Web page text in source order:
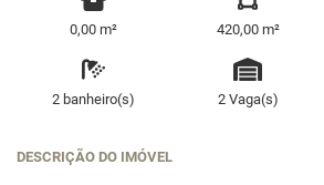
0,00 m² 420,00 m²
2 banheiro(s) 2 Vaga(s)
DESCRIÇÃO DO IMÓVEL